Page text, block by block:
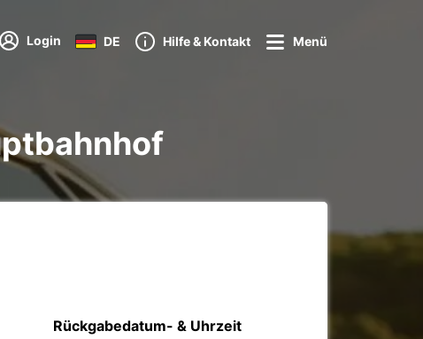
Login DE Hilfe & Kontakt Menü
Rückgabedatum- & Uhrzeit